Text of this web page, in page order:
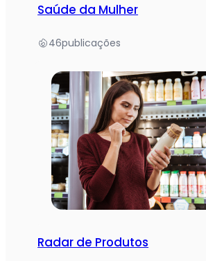
Saúde da Mulher
46publicações
Radar de Produtos